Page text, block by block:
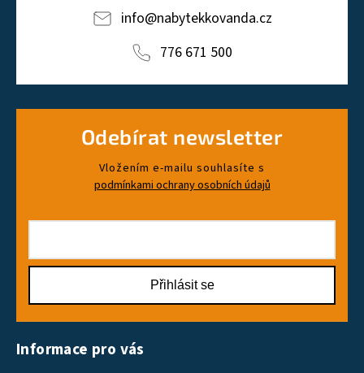
info@nabytekkovanda.cz
776 671 500
Odebírat newsletter
Vložením e-mailu souhlasíte s
podmínkami ochrany osobních údajů
Přihlásit se
Informace pro vás